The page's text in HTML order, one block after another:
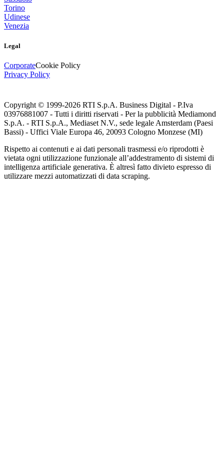
Torino
Udinese
Venezia
Legal
CorporateCookie Policy
Privacy Policy
Copyright © 1999-2026 RTI S.p.A. Business Digital - P.Iva
03976881007 - Tutti i diritti riservati - Per la pubblicità Mediamond
S.p.A. - RTI S.p.A., Mediaset N.V., sede legale Amsterdam (Paesi
Bassi) - Uffici Viale Europa 46, 20093 Cologno Monzese (MI)
Rispetto ai contenuti e ai dati personali trasmessi e/o riprodotti è
vietata ogni utilizzazione funzionale all’addestramento di sistemi di
intelligenza artificiale generativa. È altresì fatto divieto espresso di
utilizzare mezzi automatizzati di data scraping.